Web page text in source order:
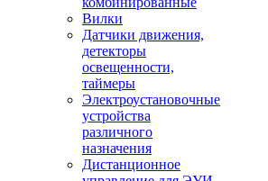
Вилки
Датчики движения,
детекторы
освещенности,
таймеры
Электроустановочные
устройства
различного
назначения
Дистанционное